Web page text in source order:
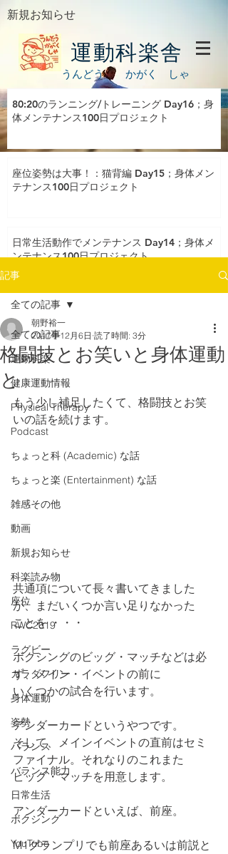
新規お知らせ
運動科楽舎
うんどう かがく しゃ
80:20のランニング/トレーニング Day16；身
体メンテナンス100日プロジェクト
座位姿勢は大事！：猫背編 Day15；身体メン
テナンス100日プロジェクト
日常生活動作でメンテナンス Day14；身体メ
ンテナンス100日プロジェクト
記事
全ての記事
運動科楽
健康運動情報
Physical Therapy
Podcast
ちょっと科 (Academic) な話
ちょっと楽 (Entertainment) な話
雑感その他
動画
新規お知らせ
科楽読み物
座位
RWC2019
ラグビー
カラダフリー
身体運動
姿勢
バランス
バランス能力
日常生活
ボクシング
YouTube
全ての記事
格闘技とお笑いと身体運動
と
朝野裕一
2017年12月6日 読了時間: 3分
もう少し補足したくて、格闘技とお笑
いの話を続けます。
共通項について長々書いてきました
が、まだいくつか言い足りなかった
ことを ・・・
ボクシングのビッグ・マッチなどは必
ず、メイン・イベントの前に
いくつかの試合を行います。
アンダーカードというやつです。
そして、メインイベントの直前はセミ
ファイナル。それなりのこれまた
ビッグ・マッチを用意します。
アンダーカードといえば、前座。
M1グランプリでも前座あるいは前説と